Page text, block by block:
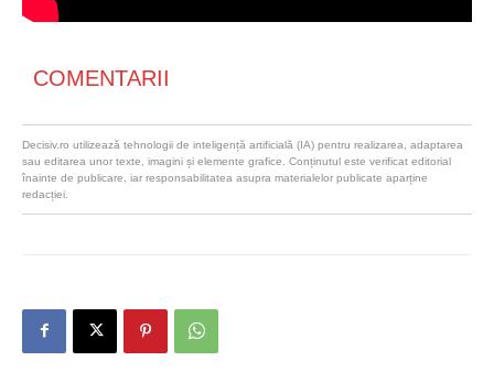
COMENTARII
Decisiv.ro utilizează tehnologii de inteligență artificială (IA) pentru realizarea, adaptarea
sau editarea unor texte, imagini și elemente grafice. Conținutul este verificat editorial
înainte de publicare, iar responsabilitatea asupra materialelor publicate aparține
redacției.